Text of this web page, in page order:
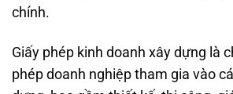
chính.
Giấy phép kinh doanh xây dựng là
phép doanh nghiệp tham gia vào